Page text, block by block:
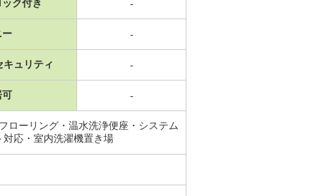
ク付き -
ー -
キュリティ -
可 -
ローリング・温水洗浄便座・システム
応・室内洗濯機置き場